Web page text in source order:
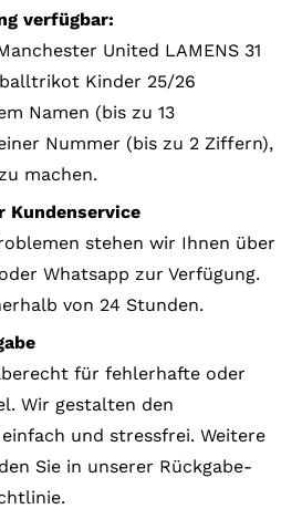
verfügbar:
United LAMENS 31
Kinder 25/26
Namen (bis zu 13
Nummer (bis zu 2 Ziffern),
machen.
Kundenservice
stehen wir Ihnen über
Whatsapp zur Verfügung.
von 24 Stunden.
für fehlerhafte oder
Wir gestalten den
und stressfrei. Weitere
Sie in unserer Rückgabe-